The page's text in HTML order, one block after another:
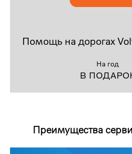
Помощь на дорогах
На год
В
Преимущества